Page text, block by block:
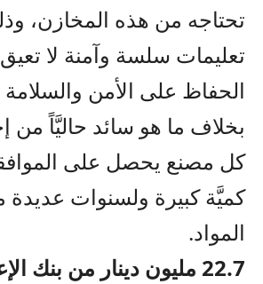
تحتاجه من هذه المخازن،
تعليمات سلسة وآمنة لا
الحفاظ على الأمن والسلامة
بخلاف ما هو سائد حاليَّاً من
كل مصنع يحصل على
كميَّة كبيرة ولسنوات
المواد.
22.7 مليون دينار من بنك